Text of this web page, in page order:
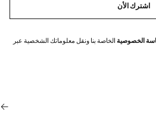
اشترك الأن
الخصوصية الخاصة بنا ونقل معلوماتك الشخصية عبر